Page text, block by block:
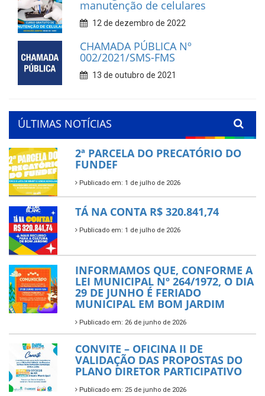
manutenção de celulares
12 de dezembro de 2022
CHAMADA PÚBLICA Nº
002/2021/SMS-FMS
13 de outubro de 2021
ÚLTIMAS NOTÍCIAS
2ª PARCELA DO PRECATÓRIO DO
FUNDEF
Publicado em: 1 de julho de 2026
TÁ NA CONTA R$ 320.841,74
Publicado em: 1 de julho de 2026
INFORMAMOS QUE, CONFORME A
LEI MUNICIPAL Nº 264/1972, O DIA
29 DE JUNHO É FERIADO
MUNICIPAL EM BOM JARDIM
Publicado em: 26 de junho de 2026
CONVITE – OFICINA II DE
VALIDAÇÃO DAS PROPOSTAS DO
PLANO DIRETOR PARTICIPATIVO
Publicado em: 25 de junho de 2026